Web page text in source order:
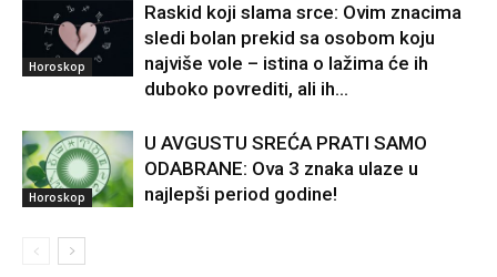
Horoskop
Raskid koji slama srce: Ovim znacima
sledi bolan prekid sa osobom koju
najviše vole – istina o lažima će ih
duboko povrediti, ali ih...
Horoskop
U AVGUSTU SREĆA PRATI SAMO
ODABRANE: Ova 3 znaka ulaze u
najlepši period godine!